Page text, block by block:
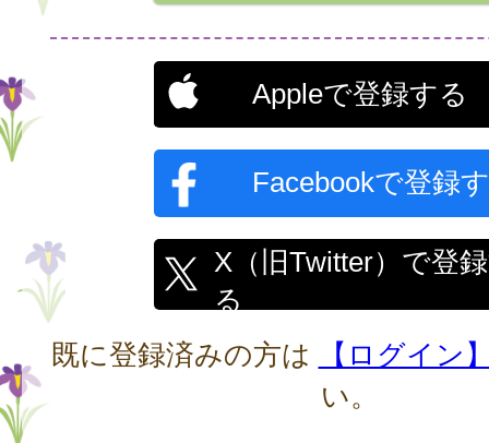
Appleで登録する
Facebookで登録
X（旧Twitter）で登
る
既に登録済みの方は
【ログイン
い。